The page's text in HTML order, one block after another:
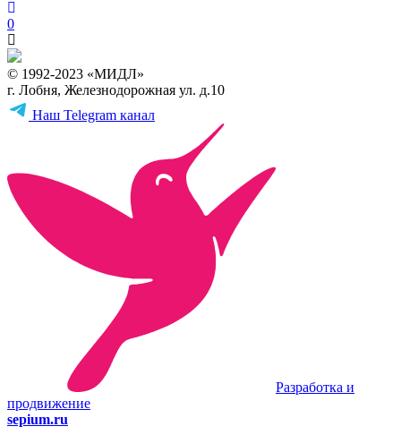
0
© 1992-2023 «МИДЛ»
г. Лобня, Железнодорожная ул. д.10
Наш Telegram канал
Разработка и
продвижение
sepium.ru